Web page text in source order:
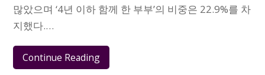
많았으며 ‘4년 이하 함께 한 부부’의 비중은 22.9%를 차
지했다.…
Continue Reading